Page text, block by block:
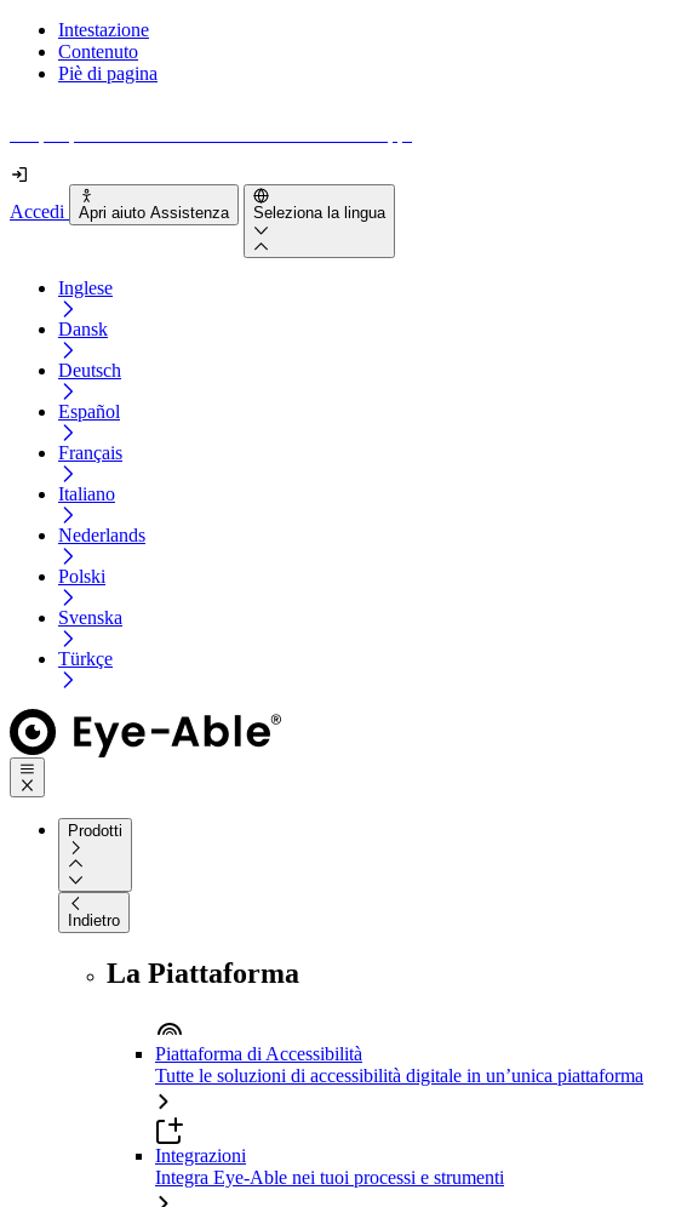
Intestazione
Contenuto
Piè di pagina
Accedi Apri aiuto Assistenza Seleziona la lingua
Inglese
Dansk
Deutsch
Español
Français
Italiano
Nederlands
Polski
Svenska
Türkçe
Prodotti
Indietro
La Piattaforma
Piattaforma di Accessibilità
Tutte le soluzioni di accessibilità digitale in un’unica piattaforma
Integrazioni
Integra Eye-Able nei tuoi processi e strumenti